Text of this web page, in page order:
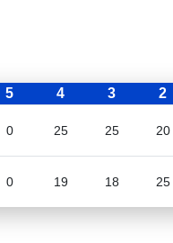
2
3
4
5
20
25
25
0
25
18
19
0